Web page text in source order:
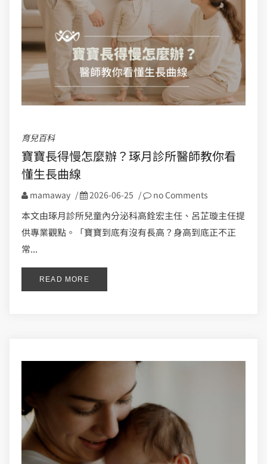
育兒百科
寶寶長得慢怎麼辦？琢月診所醫師教你看
懂生長曲線
mamaway / 2026-06-25 / no Comments
本文由琢月診所兒童內分泌科高銓宏主任、呂芷璇主任提
供專業觀點。「寶寶到底有沒有長高？身高到底正不正
常...
READ MORE